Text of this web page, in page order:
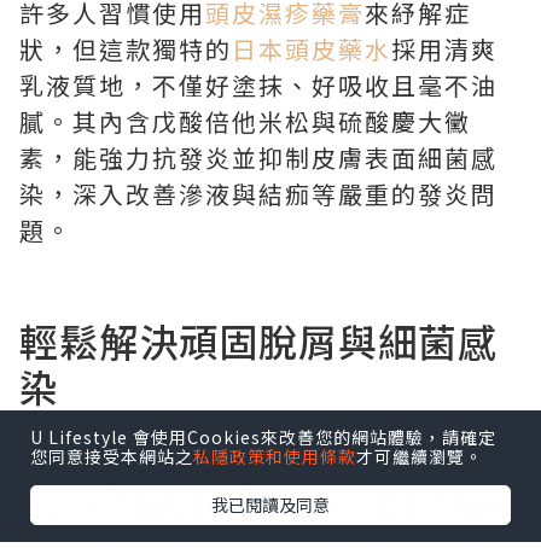
許多人習慣使用頭皮濕疹藥膏來紓解症
狀，但這款獨特的 日本頭皮藥水採用清爽
乳液質地，不僅好塗抹、好吸收且毫不油
膩。其內含戊酸倍他米松與硫酸慶大黴
素，能強力抗發炎並抑制皮膚表面細菌感
染，深入改善滲液與結痂等嚴重的發炎問
題。
輕鬆解決頑固脫屑與細菌感
染
針對長期反覆的困擾，挑選對的頭皮屑藥
水至關重要。相比塗抹一般的頭皮藥膏，
VG水除了能迅速消退紅腫外，更具有強效
U Lifestyle 會使用Cookies來改善您的網站體驗，請確定
您同意接受本網站之私隱政策和使用條款才可繼續瀏覽。
我已閱讀及同意